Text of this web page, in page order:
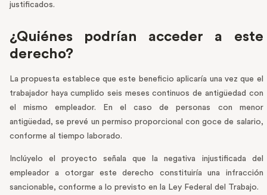
justificados.
¿Quiénes podrían acceder a este
derecho?
La propuesta establece que este beneficio aplicaría una vez que el
trabajador haya cumplido seis meses continuos de antigüedad con
el mismo empleador. En el caso de personas con menor
antigüedad, se prevé un permiso proporcional con goce de salario,
conforme al tiempo laborado.
Inclúyelo el proyecto señala que la negativa injustificada del
empleador a otorgar este derecho constituiría una infracción
sancionable, conforme a lo previsto en la Ley Federal del Trabajo.